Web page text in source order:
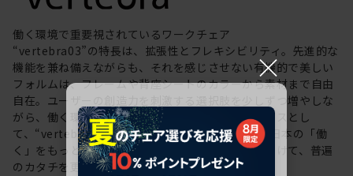
働く環境で重要視されているワークチェア
“vertebra03”の特長は、拡張性とフレキシビリティ。先進的な
機能を兼ね備えながらも、それを感じさせない有機的で美しい
フォルムは、フレームや背座シートのカラーから素材まで自由
自在。ユーザーの創造力を刺激する選択肢を少しずつ増やしな
がら、働く環境や個人の美意識を投影するキャンバスとし
て、“vertebra03”をアップデートしてきました。日本の「働
く」をもっと自由に。これからも私たちは未来に向けて、普遍
のカタチを更新していきます。
×